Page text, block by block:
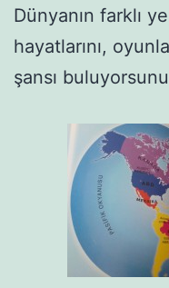
Dünyanın farklı
hayatlarını,
şansı